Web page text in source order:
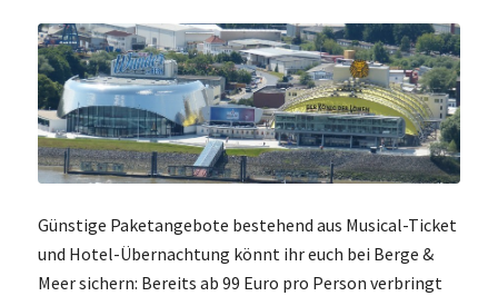
Günstige Paketangebote bestehend aus Musical-Ticket
und Hotel-Übernachtung könnt ihr euch bei Berge &
Meer sichern: Bereits ab 99 Euro pro Person verbringt